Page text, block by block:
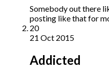
Somebody out there
posting like that for
20
21 Oct 2015
Addicted